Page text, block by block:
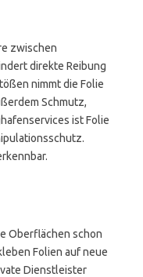
zwischen
direkte Reibung
nimmt die Folie
Schmutz,
ist Folie
Oberflächen schon
Folien auf neue
Dienstleister